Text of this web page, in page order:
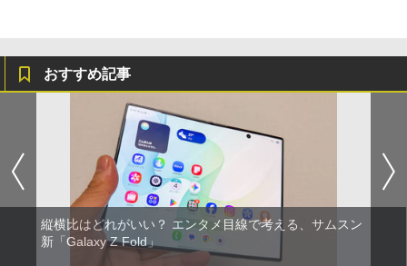
おすすめ記事
縦横比はどれがいい？ エンタメ目線で考える、サムスン
新「Galaxy Z Fold」